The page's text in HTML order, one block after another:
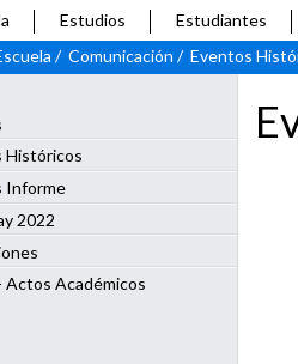
Estudios
Estudiantes
/ Comunicación / Eventos
Históricos
Informe
2022
Actos Académicos